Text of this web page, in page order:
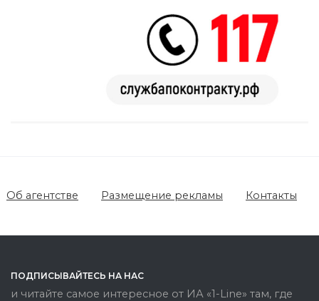
Об агентстве Размещение рекламы Контакты
ПОДПИСЫВАЙТЕСЬ НА НАС
и читайте самое интересное от ИА «1-Line» там, где